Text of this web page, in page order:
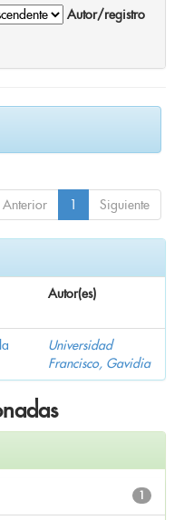
Autor/registro
Anterior 1 Siguiente
Autor(es)
Universidad
Francisco, Gavidia
1